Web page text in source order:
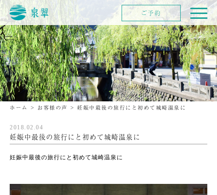
ホーム > お客様の声 > 妊娠中最後の旅行にと初めて城崎温泉に
2018.02.04
妊娠中最後の旅行にと初めて城崎温泉に
妊娠中最後の旅行にと初めて城崎温泉に
ご予約